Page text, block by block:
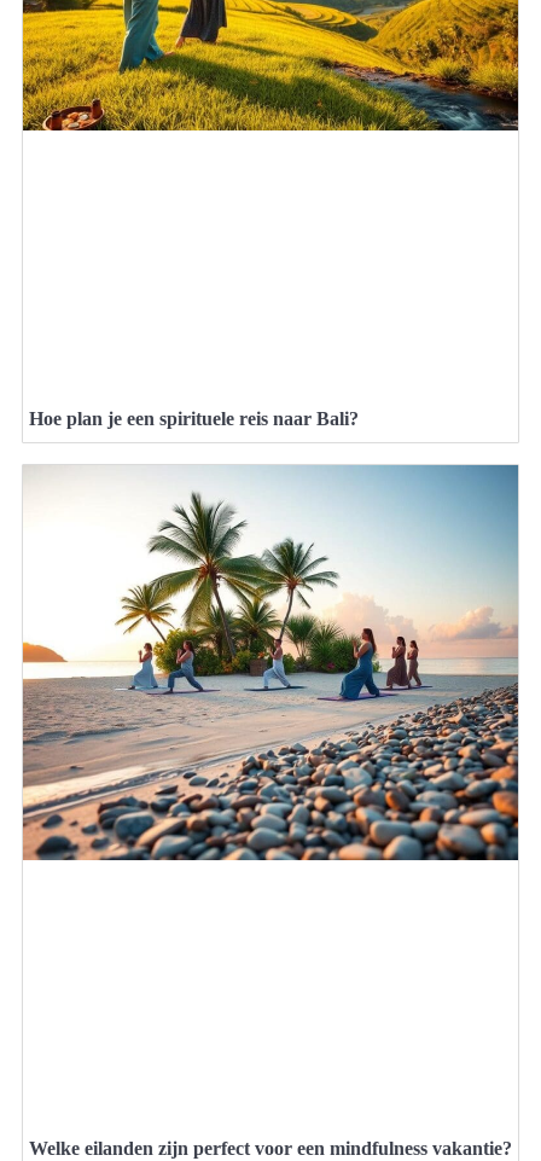
Hoe plan je een spirituele reis naar Bali?
Welke eilanden zijn perfect voor een mindfulness vakantie?